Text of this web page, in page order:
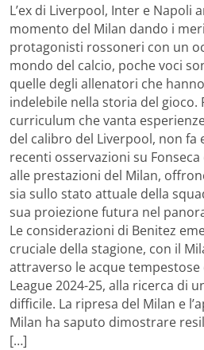
L’ex di Liverpool, Inter e Napoli
momento del Milan dando i
protagonisti rossoneri con un
mondo del calcio, poche voci
quelle degli allenatori che
indelebile nella storia del gioco.
curriculum che vanta
del calibro del Liverpool, non fa
recenti osservazioni su
alle prestazioni del Milan,
sia sullo stato attuale della
sua proiezione futura nel
Le considerazioni di Benitez
cruciale della stagione, con il
attraverso le acque tempestose
League 2024-25, alla ricerca di
difficile. La ripresa del Milan e
Milan ha saputo dimostrare
[…]